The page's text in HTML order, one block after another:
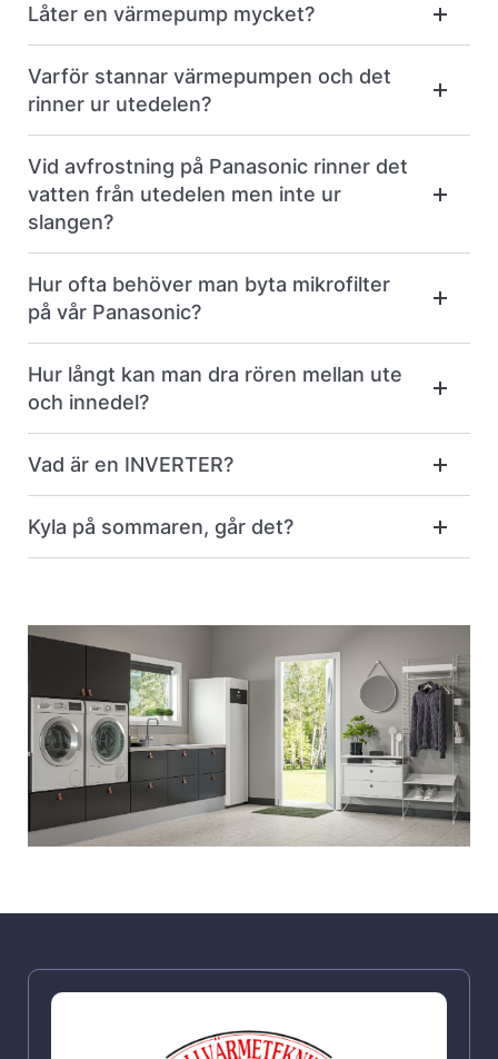
Låter en värmepump mycket?
Varför stannar värmepumpen och det
rinner ur utedelen?
Vid avfrostning på Panasonic rinner det
vatten från utedelen men inte ur
slangen?
Hur ofta behöver man byta mikrofilter
på vår Panasonic?
Hur långt kan man dra rören mellan ute
och innedel?
Vad är en INVERTER?
Kyla på sommaren, går det?